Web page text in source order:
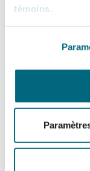
témoins.
serious
particularly
careless
As the north
high
traditional
process,
and
more recent